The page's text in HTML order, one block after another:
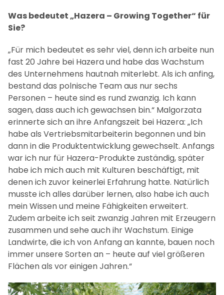
Was bedeutet „Hazera – Growing Together“ für
Sie?
„Für mich bedeutet es sehr viel, denn ich arbeite nun
fast 20 Jahre bei Hazera und habe das Wachstum
des Unternehmens hautnah miterlebt. Als ich anfing,
bestand das polnische Team aus nur sechs
Personen – heute sind es rund zwanzig. Ich kann
sagen, dass auch ich gewachsen bin.“ Malgorzata
erinnerte sich an ihre Anfangszeit bei Hazera: „Ich
habe als Vertriebsmitarbeiterin begonnen und bin
dann in die Produktentwicklung gewechselt. Anfangs
war ich nur für Hazera-Produkte zuständig, später
habe ich mich auch mit Kulturen beschäftigt, mit
denen ich zuvor keinerlei Erfahrung hatte. Natürlich
musste ich alles darüber lernen, also habe ich auch
mein Wissen und meine Fähigkeiten erweitert.
Zudem arbeite ich seit zwanzig Jahren mit Erzeugern
zusammen und sehe auch ihr Wachstum. Einige
Landwirte, die ich von Anfang an kannte, bauen noch
immer unsere Sorten an – heute auf viel größeren
Flächen als vor einigen Jahren.“